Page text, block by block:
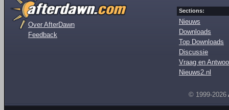
Over AfterDawn
Feedback
Sections:
Nieuws
Downloads
Top Downloads
Discussie
Vraag en
Nieuws2.nl
© 1999-2026